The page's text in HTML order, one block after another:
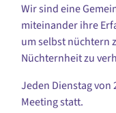
Wir sind eine
miteinander ihre
um selbst nüchtern
Nüchternheit zu
Jeden Dienstag von
Meeting statt.